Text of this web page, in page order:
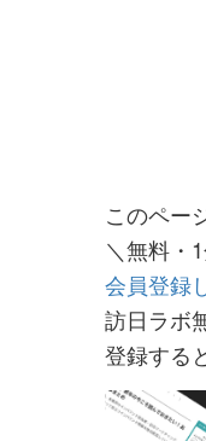
このペー
＼無料・
会員登録
訪日ラボ
登録する